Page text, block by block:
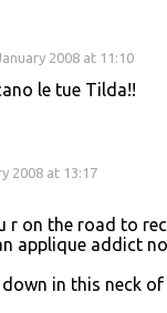
2008 at 11:10
le tue Tilda!!
2008 at 13:17
r on the road to
applique addict
down in this neck